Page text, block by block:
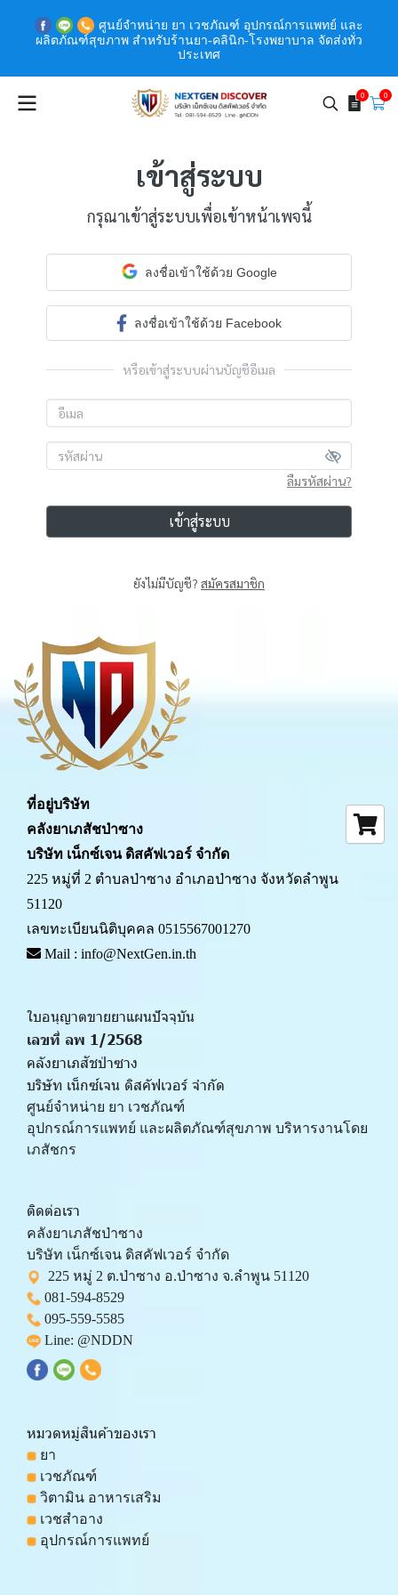
ศูนย์จำหน่าย ยา เวชภัณฑ์ อุปกรณ์การแพทย์ และ
ผลิตภัณฑ์สุขภาพ สำหรับร้านยา-คลินิก-โรงพยาบาล จัดส่งทั่ว
ประเทศ
0 0
เข้าสู่ระบบ
กรุณาเข้าสู่ระบบเพื่อเข้าหน้าเพจนี้
ลงชื่อเข้าใช้ด้วย Google
ลงชื่อเข้าใช้ด้วย Facebook
หรือเข้าสู่ระบบผ่านบัญชีอีเมล
ลืมรหัสผ่าน?
เข้าสู่ระบบ
ยังไม่มีบัญชี? สมัครสมาชิก
ที่อยู่บริษัท
คลังยาเภสัชป่าซาง
บริษัท เน็กซ์เจน ดิสคัฟเวอร์ จำกัด
225 หมู่ที่ 2 ตำบลป่าซาง อำเภอป่าซาง จังหวัดลำพูน
51120
เลขทะเบียนนิติบุคคล 0515567001270
Mail : info@NextGen.in.th
ใบอนุญาตขายยาแผนปัจจุบัน
เลขที่ ลพ 1/2568
คลังยาเภสัชป่าซาง
บริษัท เน็กซ์เจน ดิสคัฟเวอร์ จำกัด
ศูนย์จำหน่าย ยา เวชภัณฑ์
﻿อุปกรณ์การแพทย์ และผลิตภัณฑ์สุขภาพ บริหารงานโดย
เภสัชกร
ติดต่อเรา
คลังยาเภสัชป่าซาง
บริษัท เน็กซ์เจน ดิสคัฟเวอร์ จำกัด
225 หมู่ 2 ต.ป่าซาง อ.ป่าซาง จ.ลำพูน 51120
081-594-8529
095-559-5585
Line: @NDDN
หมวดหมู่สินค้าของเรา
ยา
เวชภัณฑ์
วิตามิน อาหารเสริม
เวชสำอาง
อุปกรณ์การแพทย์